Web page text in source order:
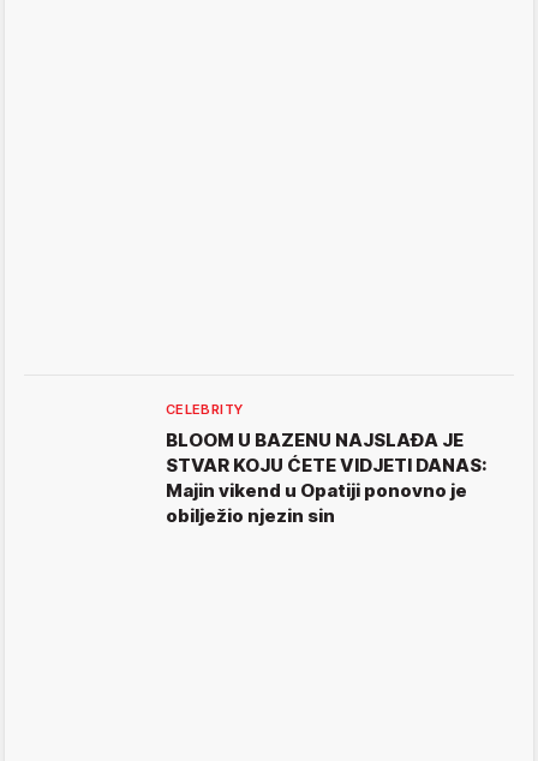
CELEBRITY
BLOOM U BAZENU NAJSLAĐA JE
STVAR KOJU ĆETE VIDJETI DANAS:
Majin vikend u Opatiji ponovno je
obilježio njezin sin